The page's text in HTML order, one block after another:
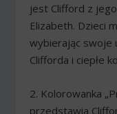
jest Clifford z
Elizabeth. Dzieci
wybierając swoje
Clifforda i ciepłe
2. Kolorowanka
przedstawia